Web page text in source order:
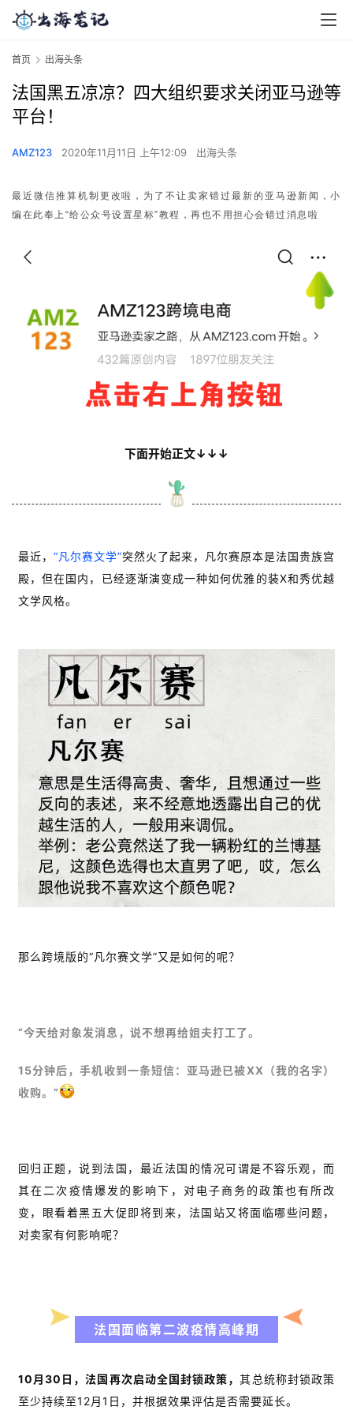
首页 出海头条
法国黑五凉凉？四大组织要求关闭亚马逊等
平台！
AMZ123 2020年11月11日 上午12:09 出海头条
最近微信推算机制更改啦，为了不让卖家错过最新的亚马逊新闻，小
编在此奉上“给公众号设置星标”教程，再也不用担心会错过消息啦
下面开始正文↓↓↓
最近， “凡尔赛文学”突然火了起来，凡尔赛原本是法国贵族宫
殿，但在国内，已经逐渐演变成一种如何优雅的装X和秀优越
文学风格。
那么跨境版的“凡尔赛文学”又是如何的呢？
“今天给对象发消息，说不想再给姐夫打工了。
15分钟后，手机收到一条短信：亚马逊已被XX（我的名字）
收购。”
回归正题，说到法国，最近法国的情况可谓是不容乐观，而
其在二次疫情爆发的影响下，对电子商务的政策也有所改
变，眼看着黑五大促即将到来，法国站又将面临哪些问题，
对卖家有何影响呢？
法国面临第二波疫情高峰期
10月30日，法国再次启动全国封锁政策，其总统称封锁政策
至少持续至12月1日，并根据效果评估是否需要延长。